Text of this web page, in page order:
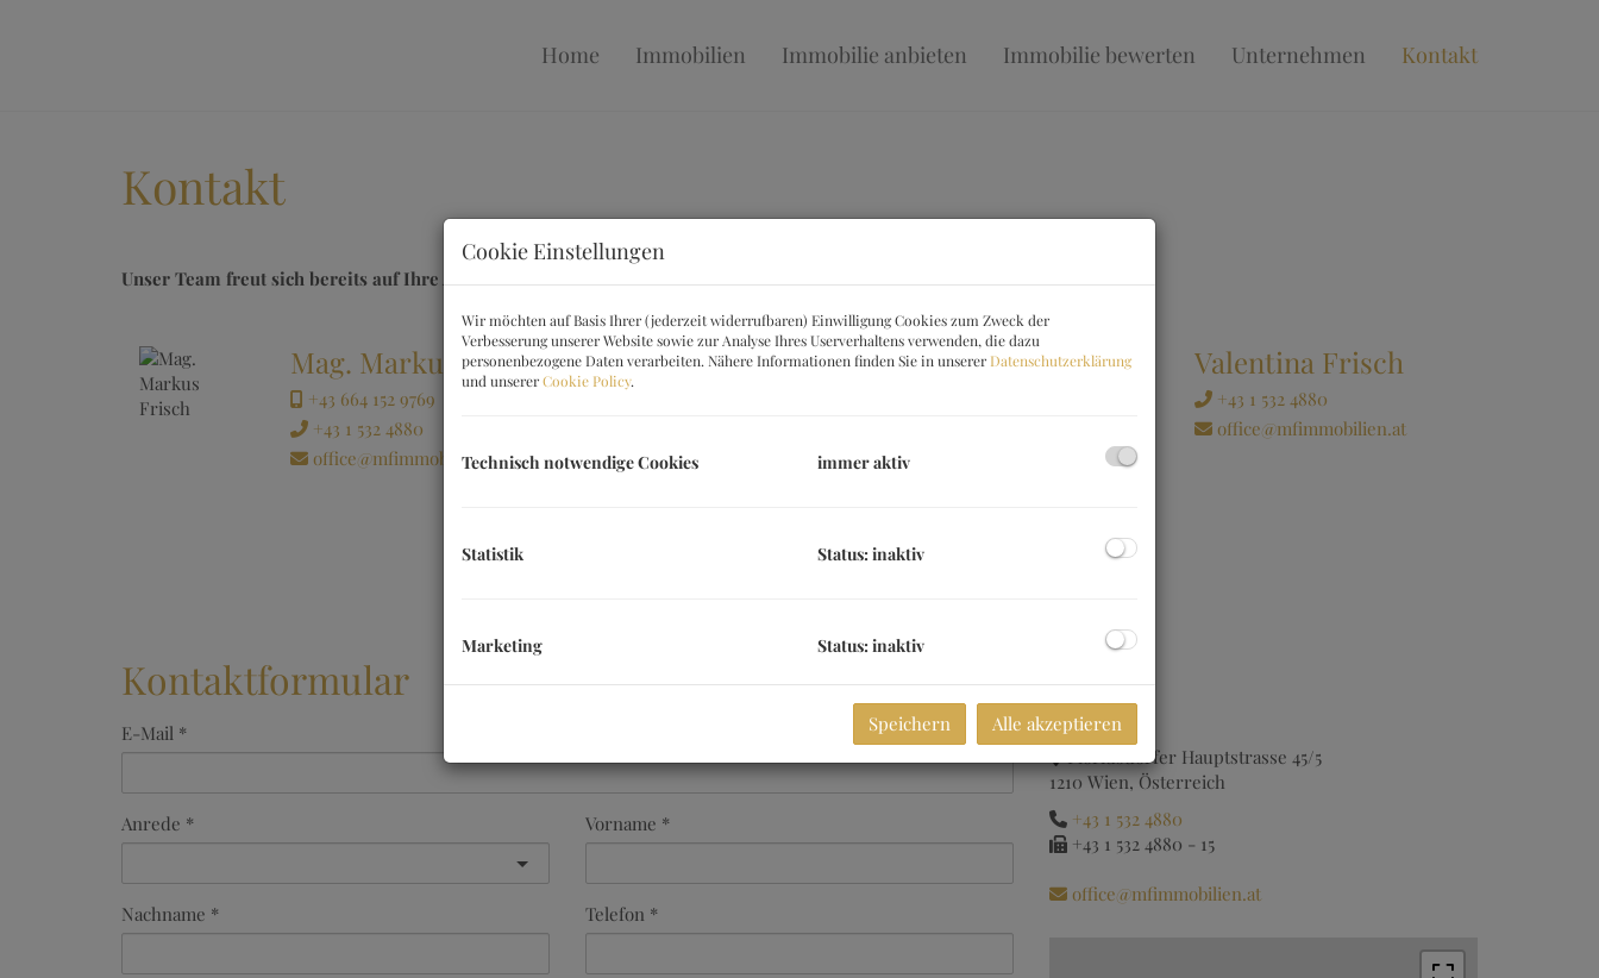
Home Immobilien Immobilie anbieten Immobilie bewerten Unternehmen Kontakt
Kontakt
Unser Team freut sich bereits auf Ihre Anfrage!
Mag. Markus Frisch
+43 664 152 9769
+43 1 532 4880
office@mfimmobilien.at
Patricia Frisch Valentina Frisch
+43 1 532 4880
office@mfimmobilien.at
Kontaktformular
E-Mail
Anrede Vorname
Nachname Telefon
Adresse
Floridsdorfer Hauptstrasse 45/5
1210 Wien, Österreich
+43 1 532 4880
+43 1 532 4880 - 15
office@mfimmobilien.at
Cookie Einstellungen
Wir möchten auf Basis Ihrer (jederzeit widerrufbaren) Einwilligung Cookies zum Zweck der
Verbesserung unserer Website sowie zur Analyse Ihres Userverhaltens verwenden, die dazu
personenbezogene Daten verarbeiten. Nähere Informationen finden Sie in unserer Datenschutzerklärung
und unsererCookie Policy.
Technisch notwendige Cookies immer aktiv
Statistik Status: inaktiv
Marketing Status: inaktiv
Speichern Alle akzeptieren